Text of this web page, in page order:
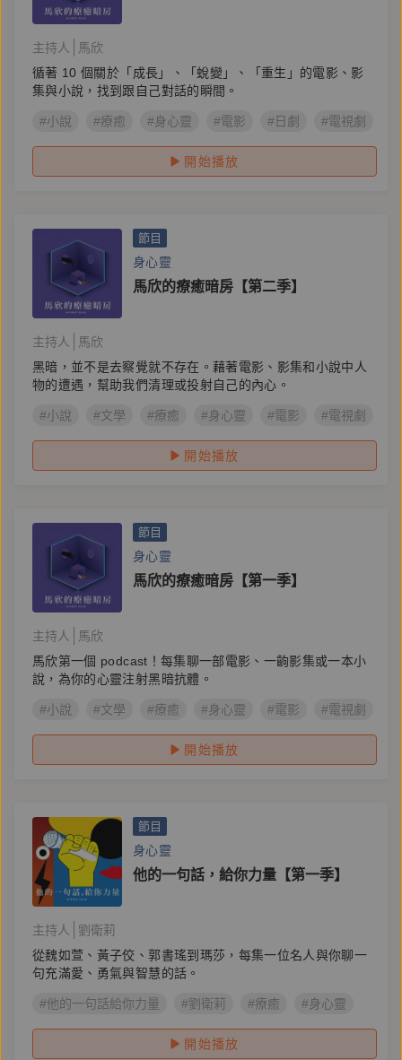
主持人
馬欣
循著 10 個關於「成長」、「蛻變」、「重生」的電影、影
集與小說，找到跟自己對話的瞬間。
#小說 #療癒 #身心靈 #電影 #日劇 #電視劇
開始播放
節目
身心靈
馬欣的療癒暗房【第二季】
主持人
馬欣
黑暗，並不是去察覺就不存在。藉著電影、影集和小說中人
物的遭遇，幫助我們清理或投射自己的內心。
#小說 #文學 #療癒 #身心靈 #電影 #電視劇
開始播放
節目
身心靈
馬欣的療癒暗房【第一季】
主持人
馬欣
馬欣第一個 podcast！每集聊一部電影、一齣影集或一本小
說，為你的心靈注射黑暗抗體。
#小說 #文學 #療癒 #身心靈 #電影 #電視劇
開始播放
節目
身心靈
他的一句話，給你力量【第一季】
主持人
劉衛莉
從魏如萱、黃子佼、郭書瑤到瑪莎，每集一位名人與你聊一
句充滿愛、勇氣與智慧的話。
#他的一句話給你力量 #劉衛莉 #療癒 #身心靈
開始播放